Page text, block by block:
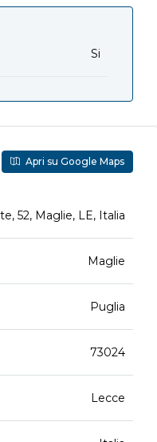
Si
Apri su Google Maps
52, Maglie, LE, Italia
Maglie
Puglia
73024
Lecce